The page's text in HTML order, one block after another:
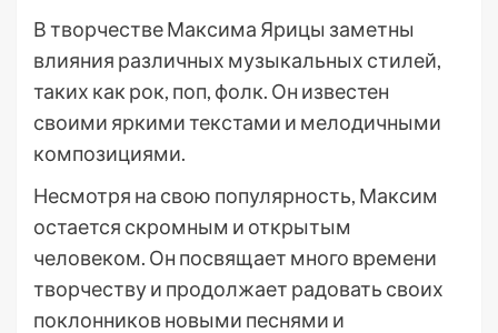
В творчестве Максима Ярицы заметны
влияния различных музыкальных стилей,
таких как рок, поп, фолк. Он известен
своими яркими текстами и мелодичными
композициями.
Несмотря на свою популярность, Максим
остается скромным и открытым
человеком. Он посвящает много времени
творчеству и продолжает радовать своих
поклонников новыми песнями и